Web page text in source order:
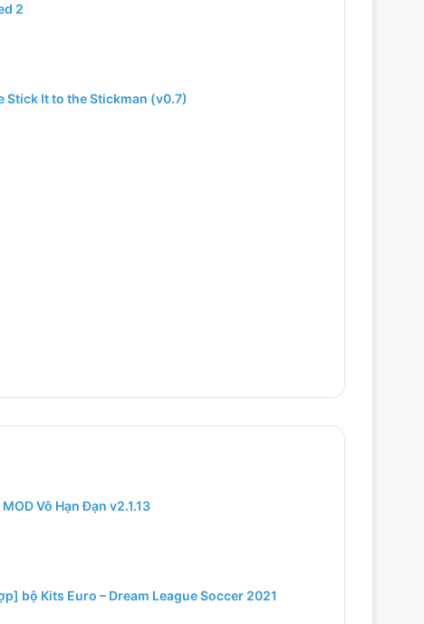
2
Stick It to the Stickman (v0.7)
Vô Hạn Đạn v2.1.13
bộ Kits Euro – Dream League Soccer 2021